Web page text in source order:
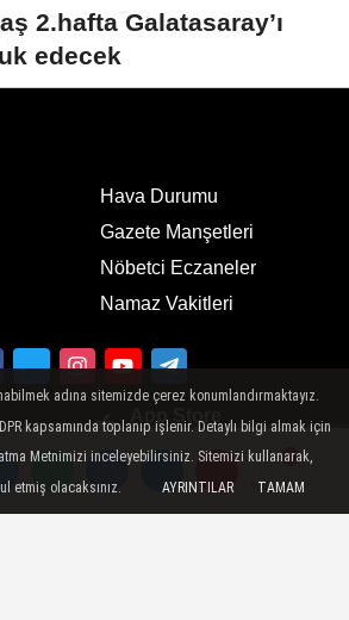
Yorumlar
Yorumlar
2.hafta Galatasaray’ı
edecek
Hava Durumu
Gazete Manşetleri
Nöbetci Eczaneler
Namaz Vakitleri
App Store
ücretsiz indirin
adına sitemizde çerez konumlandırmaktayız.
kapsamında toplanıp işlenir. Detaylı bilgi almak için
Metnimizi inceleyebilirsiniz. Sitemizi kullanarak,
etmiş olacaksınız.
AYRINTILAR TAMAM